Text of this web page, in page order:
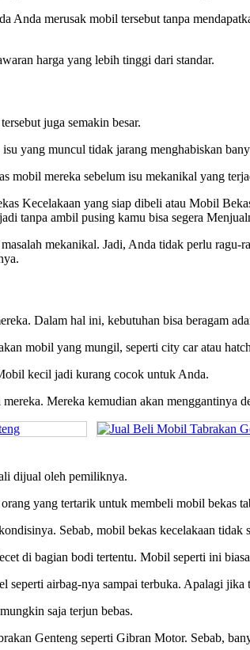
merusak mobil tersebut tanpa
harga yang lebih tinggi dari standar.
juga semakin besar.
yang muncul tidak jarang menghabiskan
mobil mereka sebelum isu mekanikal yang
Kecelakaan yang siap dibeli atau Mobil
tanpa ambil pusing kamu bisa segera
mekanikal. Jadi, Anda tidak perlu ragu-
Dalam hal ini, kebutuhan bisa beragam
mobil yang mungil, seperti city car atau
kecil jadi kurang cocok untuk Anda.
Mereka kemudian akan menggantinya
dijual oleh pemiliknya.
yang tertarik untuk membeli mobil bekas
Sebab, mobil bekas kecelakaan tidak
di bagian bodi tertentu. Mobil seperti ini
airbag-nya sampai terbuka. Apalagi
saja terjun bebas.
Genteng seperti Gibran Motor. Sebab,